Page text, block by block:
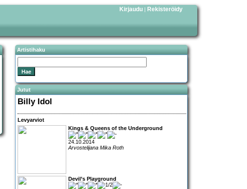
Kirjaudu | Rekisteröidy
Artistihaku
Jutut
Billy Idol
Levyarviot
Kings & Queens of the Underground
24.10.2014
Arvostelijana Mika Roth
Devil’s Playground